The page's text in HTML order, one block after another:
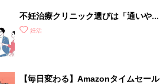
不妊治療クリニック選びは「通いやす
さ」が大切！選び方、重要3カ条っ
妊活
【毎日変わる】Amazonタイムセール